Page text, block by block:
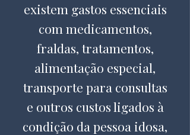
existem gastos essenciais
com medicamentos,
fraldas, tratamentos,
alimentação especial,
transporte para consultas
e outros custos ligados à
condição da pessoa idosa,